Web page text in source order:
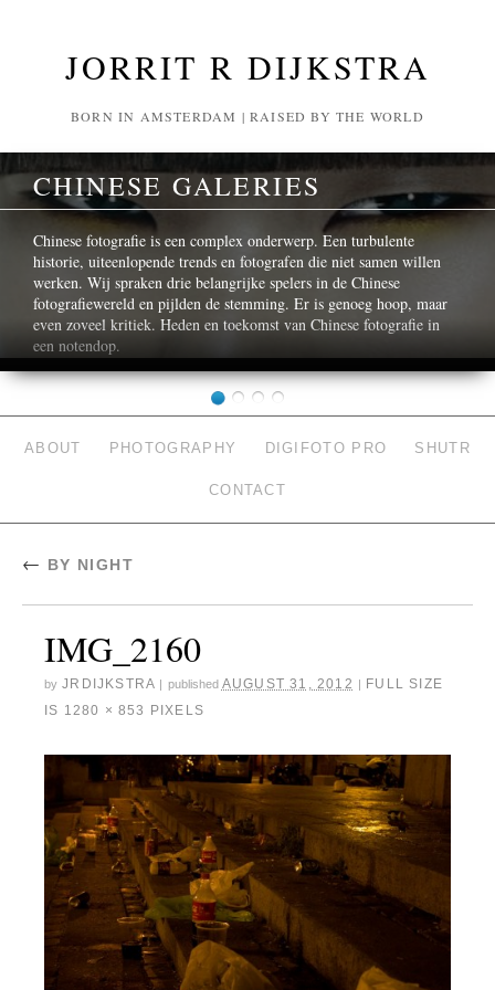
JORRIT R DIJKSTRA
BORN IN AMSTERDAM | RAISED BY THE WORLD
CHINESE GALERIES
Chinese fotografie is een complex onderwerp. Een turbulente
historie, uiteenlopende trends en fotografen die niet samen willen
werken. Wij spraken drie belangrijke spelers in de Chinese
fotografiewereld en pijlden de stemming. Er is genoeg hoop, maar
even zoveel kritiek. Heden en toekomst van Chinese fotografie in
een notendop.
ABOUT PHOTOGRAPHY DIGIFOTO PRO SHUTR
CONTACT
← BY NIGHT
IMG_2160
by JRDIJKSTRA | published AUGUST 31, 2012 | FULL SIZE
IS 1280 × 853 PIXELS